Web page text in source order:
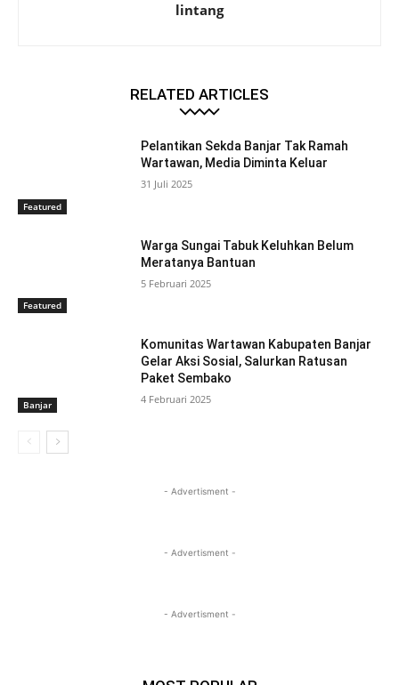
lintang
RELATED ARTICLES
Featured
Pelantikan Sekda Banjar Tak Ramah
Wartawan, Media Diminta Keluar
31 Juli 2025
Featured
Warga Sungai Tabuk Keluhkan Belum
Meratanya Bantuan
5 Februari 2025
Banjar
Komunitas Wartawan Kabupaten Banjar
Gelar Aksi Sosial, Salurkan Ratusan
Paket Sembako
4 Februari 2025
- Advertisment -
- Advertisment -
- Advertisment -